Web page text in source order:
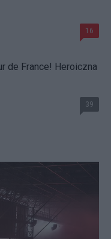
16
de France! Heroiczna
39